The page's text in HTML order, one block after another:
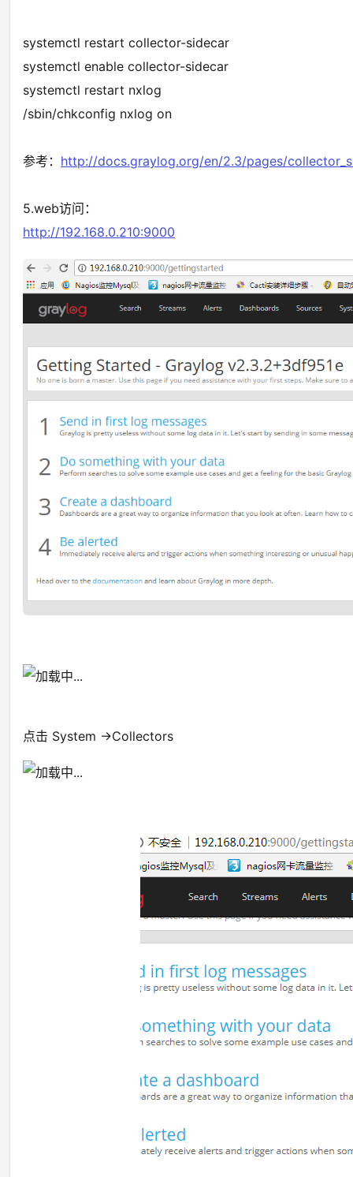
systemctl restart collector-sidecar
systemctl enable collector-sidecar
systemctl restart nxlog
/sbin/chkconfig nxlog on
参考： http://docs.graylog.org/en/2.3/pages/
5.web访问：
http://192.168.0.210:9000
点击 System ->Collectors